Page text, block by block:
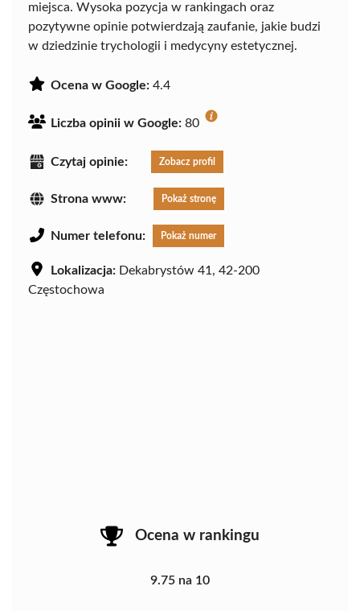
miejsca. Wysoka pozycja w rankingach oraz
pozytywne opinie potwierdzają zaufanie, jakie budzi
w dziedzinie trychologii i medycyny estetycznej.
Ocena w Google: 4.4
Liczba opinii w Google: 80
Czytaj opinie: Zobacz profil
Strona www: Pokaż stronę
Numer telefonu: Pokaż numer
Lokalizacja: Dekabrystów 41, 42-200
Częstochowa
Ocena w rankingu
9.75 na 10